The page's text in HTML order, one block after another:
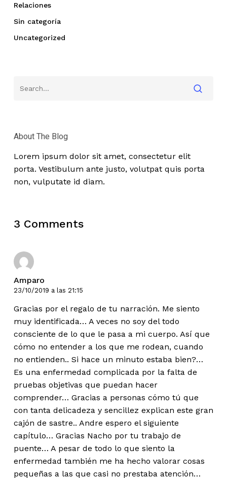
Relaciones
Sin categoría
Uncategorized
About The Blog
Lorem ipsum dolor sit amet, consectetur elit
porta. Vestibulum ante justo, volutpat quis porta
non, vulputate id diam.
3 Comments
Amparo
23/10/2019 a las 21:15
Gracias por el regalo de tu narración. Me siento
muy identificada… A veces no soy del todo
consciente de lo que le pasa a mi cuerpo. Así que
cómo no entender a los que me rodean, cuando
no entienden.. Si hace un minuto estaba bien?…
Es una enfermedad complicada por la falta de
pruebas objetivas que puedan hacer
comprender… Gracias a personas cómo tú que
con tanta delicadeza y sencillez explican este gran
cajón de sastre.. Andre espero el siguiente
capítulo… Gracias Nacho por tu trabajo de
puente… A pesar de todo lo que siento la
enfermedad también me ha hecho valorar cosas
pequeñas a las que casi no prestaba atención…